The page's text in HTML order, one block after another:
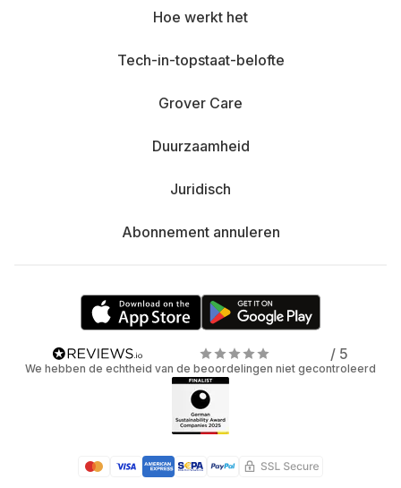
Hoe werkt het
Tech-in-topstaat-belofte
Grover Care
Duurzaamheid
Juridisch
Abonnement annuleren
/ 5
We hebben de echtheid van de beoordelingen niet gecontroleerd